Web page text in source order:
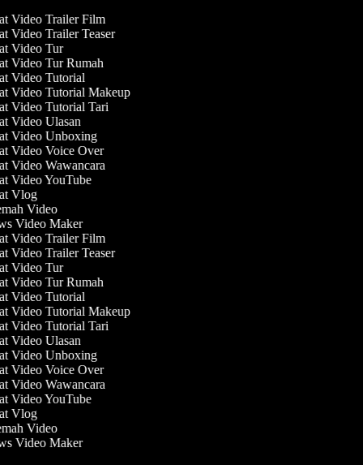
Video Trailer Film
Video Trailer Teaser
Video Tur
Video Tur Rumah
Video Tutorial
Video Tutorial Makeup
Video Tutorial Tari
Video Ulasan
Video Unboxing
Video Voice Over
Video Wawancara
Video YouTube
Vlog
Video
Video Maker
Video Trailer Film
Video Trailer Teaser
Video Tur
Video Tur Rumah
Video Tutorial
Video Tutorial Makeup
Video Tutorial Tari
Video Ulasan
Video Unboxing
Video Voice Over
Video Wawancara
Video YouTube
Vlog
Video
Video Maker